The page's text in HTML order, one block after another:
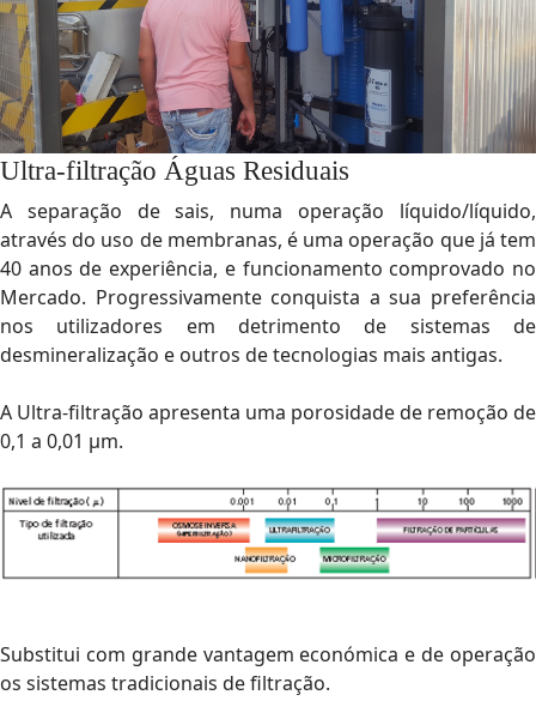
Ultra-filtração Águas Residuais
A separação de sais, numa operação líquido/líquido,
através do uso de membranas, é uma operação que já tem
40 anos de experiência, e funcionamento comprovado no
Mercado. Progressivamente conquista a sua preferência
nos utilizadores em detrimento de sistemas de
desmineralização e outros de tecnologias mais antigas.
A Ultra-filtração apresenta uma porosidade de remoção de
0,1 a 0,01 µm.
Substitui com grande vantagem económica e de operação
os sistemas tradicionais de filtração.